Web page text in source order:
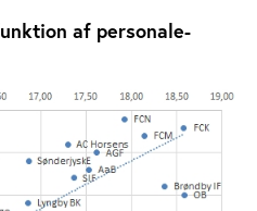
af personale-